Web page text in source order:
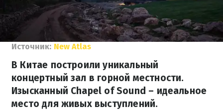
Источник: New Atlas
В Китае построили уникальный
концертный зал в горной местности.
Изысканный Chapel of Sound – идеальное
место для живых выступлений.